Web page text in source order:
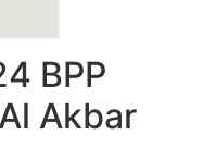
BPP
Akbar